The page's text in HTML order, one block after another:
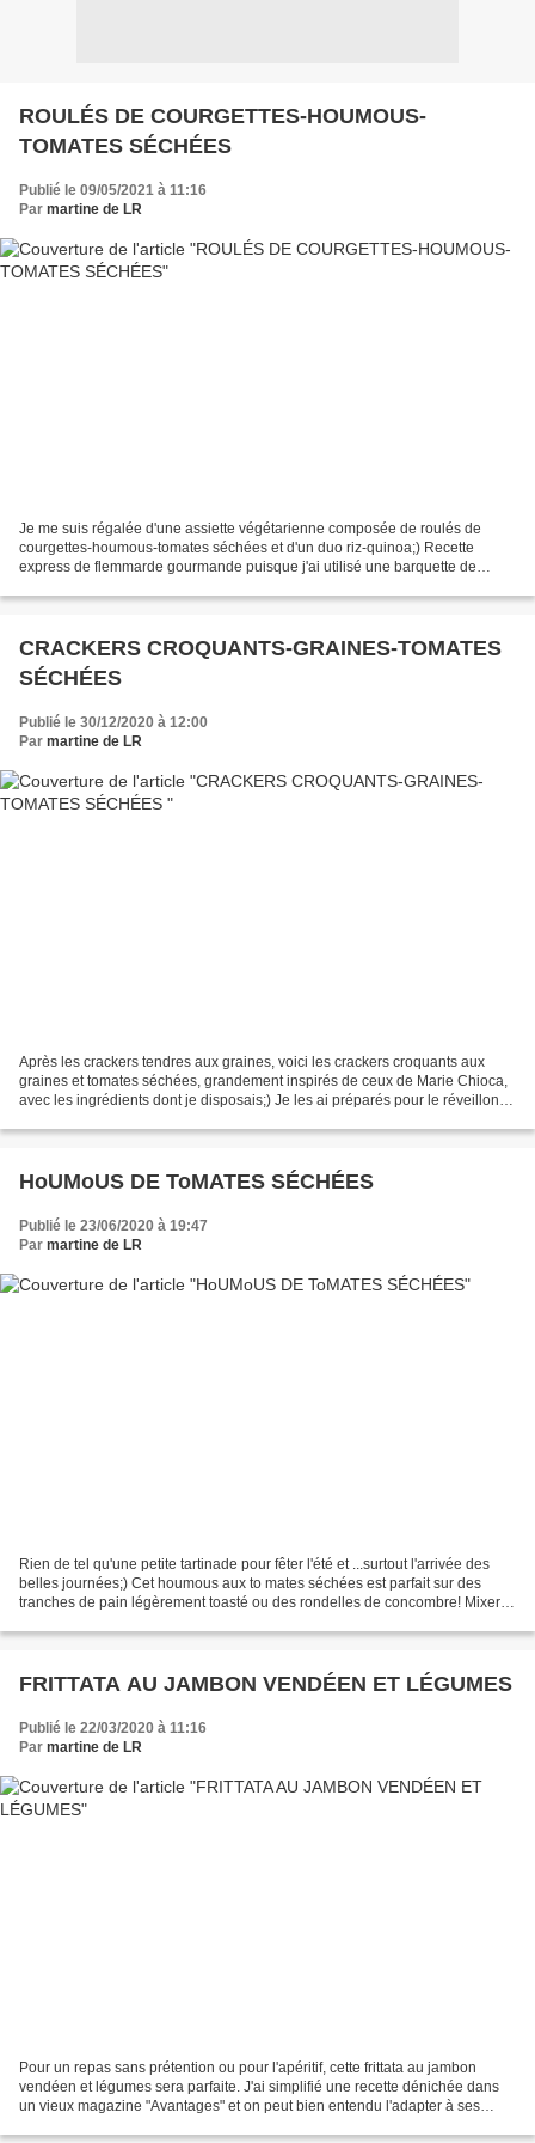
ROULÉS DE COURGETTES-HOUMOUS-
TOMATES SÉCHÉES
Publié le 09/05/2021 à 11:16
Par martine de LR
Je me suis régalée d'une assiette végétarienne composée de roulés de
courgettes-houmous-tomates séchées et d'un duo riz-quinoa;) Recette
express de flemmarde gourmande puisque j'ai utilisé une barquette de
CRACKERS CROQUANTS-GRAINES-TOMATES
SÉCHÉES
Publié le 30/12/2020 à 12:00
Par martine de LR
Après les crackers tendres aux graines, voici les crackers croquants aux
graines et tomates séchées, grandement inspirés de ceux de Marie Chioca,
avec les ingrédients dont je disposais;) Je les ai préparés pour le réveillon
HoUMoUS DE ToMATES SÉCHÉES
Publié le 23/06/2020 à 19:47
Par martine de LR
Rien de tel qu'une petite tartinade pour fêter l'été et ...surtout l'arrivée des
belles journées;) Cet houmous aux to mates séchées est parfait sur des
tranches de pain légèrement toasté ou des rondelles de concombre! Mixer
FRITTATA AU JAMBON VENDÉEN ET LÉGUMES
Publié le 22/03/2020 à 11:16
Par martine de LR
Pour un repas sans prétention ou pour l'apéritif, cette frittata au jambon
vendéen et légumes sera parfaite. J'ai simplifié une recette dénichée dans
un vieux magazine "Avantages" et on peut bien entendu l'adapter à ses